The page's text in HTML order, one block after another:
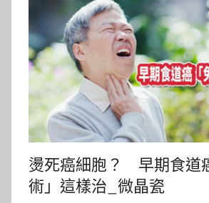
燙死癌細胞？ 早期食道
術」這樣治_微晶瓷